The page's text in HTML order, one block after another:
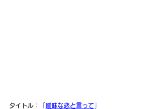
タイトル： 曖昧な恋と言って